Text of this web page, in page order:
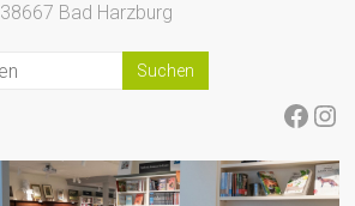
38667 Bad Harzburg